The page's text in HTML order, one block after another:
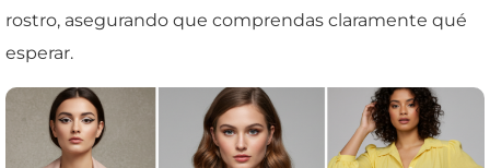
rostro, asegurando que comprendas claramente qué
esperar.